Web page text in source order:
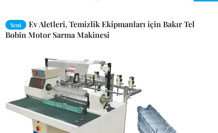
Yeni
Ev Aletleri, Temizlik Ekipmanları için Bakır Tel
Bobin Motor Sarma Makinesi